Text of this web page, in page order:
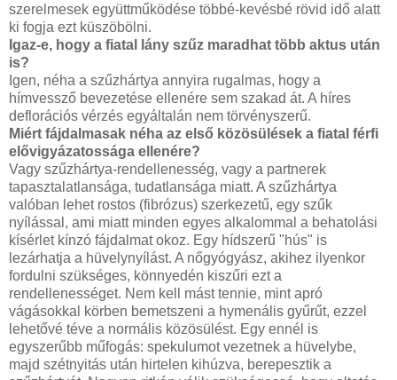
szerelmesek együttműködése többé-kevésbé rövid idő alatt
ki fogja ezt küszöbölni.
Igaz-e, hogy a fiatal lány szűz maradhat több aktus után
is?
Igen, néha a szűzhártya annyira rugalmas, hogy a
hímvessző bevezetése ellenére sem szakad át. A híres
deflorációs vérzés egyáltalán nem törvényszerű.
Miért fájdalmasak néha az első közösülések a fiatal férfi
elővigyázatossága ellenére?
Vagy szűzhártya-rendellenesség, vagy a partnerek
tapasztalatlansága, tudatlansága miatt. A szűzhártya
valóban lehet rostos (fibrózus) szerkezetű, egy szűk
nyílással, ami miatt minden egyes alkalommal a behatolási
kísérlet kínzó fájdalmat okoz. Egy hídszerű "hús" is
lezárhatja a hüvelynyílást. A nőgyógyász, akihez ilyenkor
fordulni szükséges, könnyedén kiszűri ezt a
rendellenességet. Nem kell mást tennie, mint apró
vágásokkal körben bemetszeni a hymenális gyűrűt, ezzel
lehetővé téve a normális közösülést. Egy ennél is
egyszerűbb műfogás: spekulumot vezetnek a hüvelybe,
majd szétnyitás után hirtelen kihúzva, berepesztik a